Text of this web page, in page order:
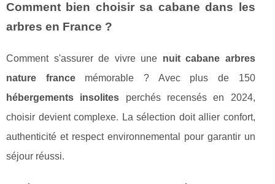
Comment bien choisir sa cabane dans les
arbres en France ?
Comment s'assurer de vivre une nuit cabane arbres
nature francemémorable ? Avec plus de 150
hébergements insolites perchés recensés en 2024,
choisir devient complexe. La sélection doit allier confort,
authenticité et respect environnemental pour garantir un
séjour réussi.